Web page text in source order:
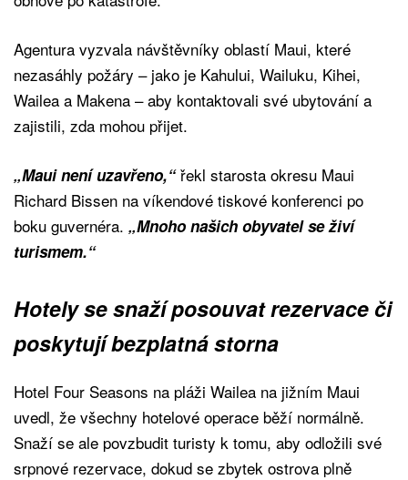
Agentura vyzvala návštěvníky oblastí Maui, které
nezasáhly požáry – jako je Kahului, Wailuku, Kihei,
Wailea a Makena – aby kontaktovali své ubytování a
zajistili, zda mohou přijet.
„Maui není uzavřeno,“řekl starosta okresu Maui
Richard Bissen na víkendové tiskové konferenci po
boku guvernéra. „Mnoho našich obyvatel se živí
turismem.“
Hotely se snaží posouvat rezervace či
poskytují bezplatná storna
Hotel Four Seasons na pláži Wailea na jižním Maui
uvedl, že všechny hotelové operace běží normálně.
Snaží se ale povzbudit turisty k tomu, aby odložili své
srpnové rezervace, dokud se zbytek ostrova plně